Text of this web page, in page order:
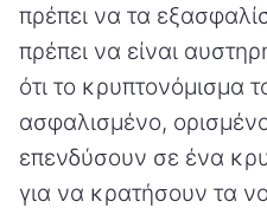
πρέπει να τα
πρέπει να είναι
ότι το κρυπτονόμισμα
ασφαλισμένο,
επενδύσουν σε ένα
για να κρατήσουν τα